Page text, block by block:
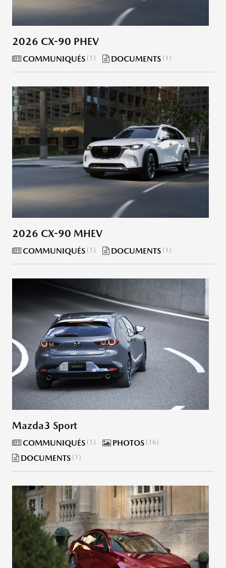
2026 CX-90 PHEV
COMMUNIQUÉS 1 DOCUMENTS 1
2026 CX-90 MHEV
COMMUNIQUÉS 1 DOCUMENTS 1
Mazda3 Sport
COMMUNIQUÉS 1 PHOTOS 16
DOCUMENTS 1